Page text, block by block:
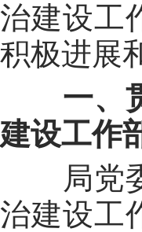
治建设工
积极进展
一、
建设工作
局党
治建设工